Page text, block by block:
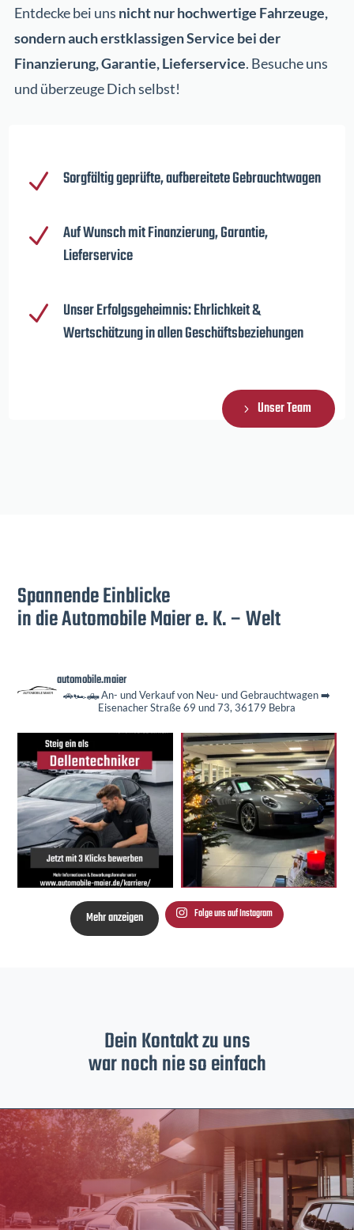
Entdecke bei uns nicht nur hochwertige Fahrzeuge,
sondern auch erstklassigen Service bei der
Finanzierung, Garantie, Lieferservice. Besuche uns
und überzeuge Dich selbst!
N Sorgfältig geprüfte, aufbereitete Gebrauchtwagen
N
Auf Wunsch mit Finanzierung, Garantie,
Lieferservice
N
Unser Erfolgsgeheimnis: Ehrlichkeit &
Wertschätzung in allen Geschäftsbeziehungen
Unser Team
Spannende Einblicke
in die Automobile Maier e. K. – Welt
automobile.maier
🚗🏎️🛻 An- und Verkauf von Neu- und Gebrauchtwagen➡️
Eisenacher Straße 69 und 73, 36179 Bebra
Mehr anzeigen Folge uns auf Instagram
Dein Kontakt zu uns
war noch nie so einfach